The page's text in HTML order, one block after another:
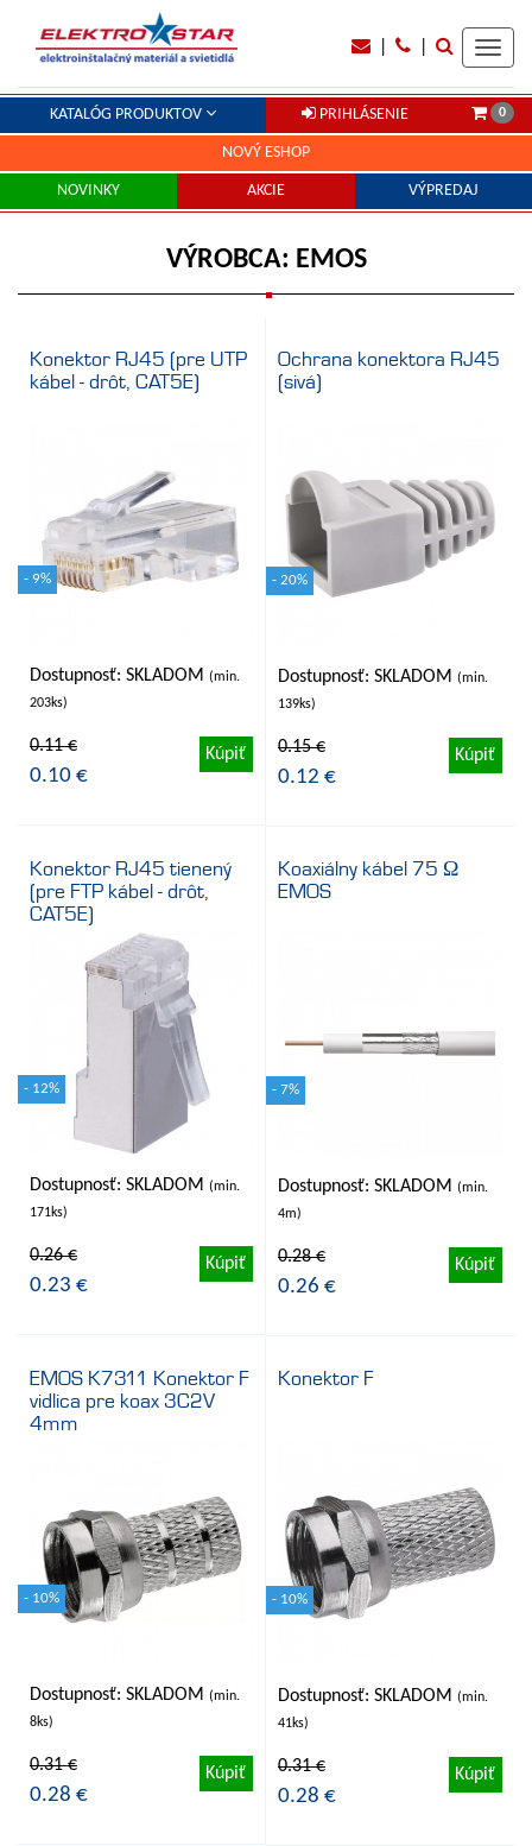
KATALÓG PRODUKTOV PRIHLÁSENIE 0
NOVÝ ESHOP
NOVINKY AKCIE VÝPREDAJ
VÝROBCA: EMOS
Konektor RJ45 (pre UTP
kábel - drôt, CAT5E)
- 9%
Dostupnosť: SKLADOM (min.
203ks)
0.11 €
0.10 €
Kúpiť
Ochrana konektora RJ45
(sivá)
- 20%
Dostupnosť: SKLADOM (min.
139ks)
0.15 €
0.12 €
Kúpiť
Konektor RJ45 tienený
(pre FTP kábel - drôt,
CAT5E)
- 12%
Dostupnosť: SKLADOM (min.
171ks)
0.26 €
0.23 €
Kúpiť
Koaxiálny kábel 75 Ω
EMOS
- 7%
Dostupnosť: SKLADOM (min.
4m)
0.28 €
0.26 €
Kúpiť
EMOS K7311 Konektor F
vidlica pre koax 3C2V
4mm
- 10%
Dostupnosť: SKLADOM (min.
8ks)
0.31 €
0.28 €
Kúpiť
Konektor F
- 10%
Dostupnosť: SKLADOM (min.
41ks)
0.31 €
0.28 €
Kúpiť